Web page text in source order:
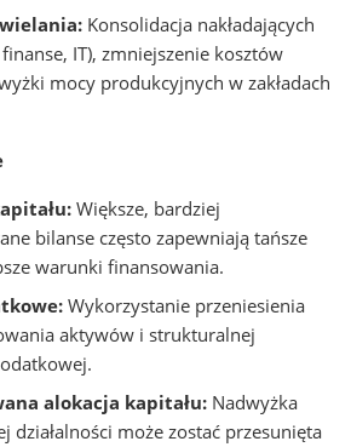
Konsolidacja nakładających
IT), zmniejszenie kosztów
mocy produkcyjnych w zakładach
Większe, bardziej
bilanse często zapewniają tańsze
warunki finansowania.
Wykorzystanie przeniesienia
aktywów i strukturalnej
alokacja kapitału: Nadwyżka
działalności może zostać przesunięta